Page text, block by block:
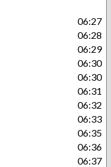
06:27
06:28
06:29
06:30
06:30
06:31
06:32
06:33
06:35
06:36
06:37